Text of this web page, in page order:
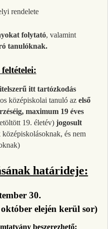
rendelete
folytató, valamint
tanulóknak.
itt tartózkodás
középiskolai tanuló az első
maximum 19 éves
19. életév) jogosult
és nem
határideje:
30.
elején kerül sor)
beszerezhető: